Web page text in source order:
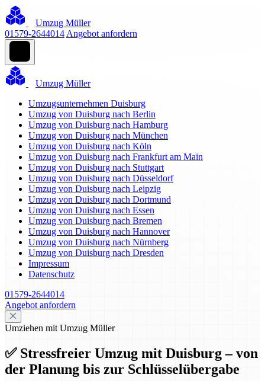
Umzug Müller
01579-2644014 Angebot anfordern
Umzug Müller
Umzugsunternehmen Duisburg
Umzug von Duisburg nach Berlin
Umzug von Duisburg nach Hamburg
Umzug von Duisburg nach München
Umzug von Duisburg nach Köln
Umzug von Duisburg nach Frankfurt am Main
Umzug von Duisburg nach Stuttgart
Umzug von Duisburg nach Düsseldorf
Umzug von Duisburg nach Leipzig
Umzug von Duisburg nach Dortmund
Umzug von Duisburg nach Essen
Umzug von Duisburg nach Bremen
Umzug von Duisburg nach Hannover
Umzug von Duisburg nach Nürnberg
Umzug von Duisburg nach Dresden
Impressum
Datenschutz
01579-2644014
Angebot anfordern
Umziehen mit Umzug Müller
✅ Stressfreier Umzug mit Duisburg – von
der Planung bis zur Schlüsselübergabe